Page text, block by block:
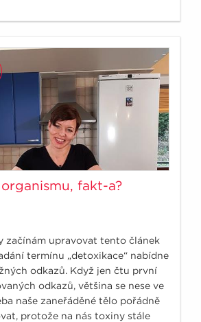
fakt-a?
začínám upravovat tento článek
termínu „detoxikace“ nabídne
odkazů. Když jen čtu první
odkazů, většina se nese ve
naše zaneřáděné tělo pořádně
protože na nás toxiny stále